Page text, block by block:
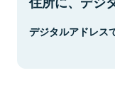
デジタルアドレス